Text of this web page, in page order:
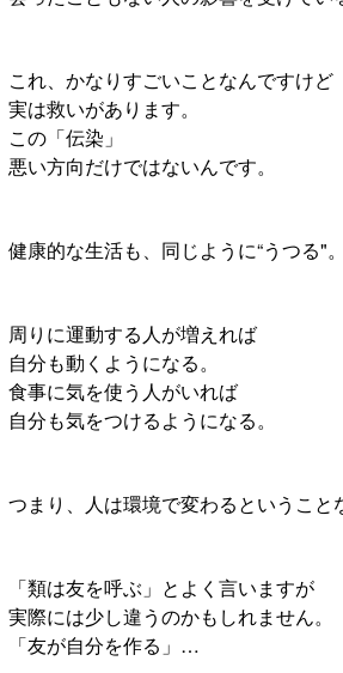
これ、かなりすごいことなんですけど
実は救いがあります。
この「伝染」
悪い方向だけではないんです。
健康的な生活も、同じように“うつる"。
周りに運動する人が増えれば
自分も動くようになる。
食事に気を使う人がいれば
自分も気をつけるようになる。
つまり、人は環境で変わるということ
「類は友を呼ぶ」とよく言いますが
実際には少し違うのかもしれません。
「友が自分を作る」…